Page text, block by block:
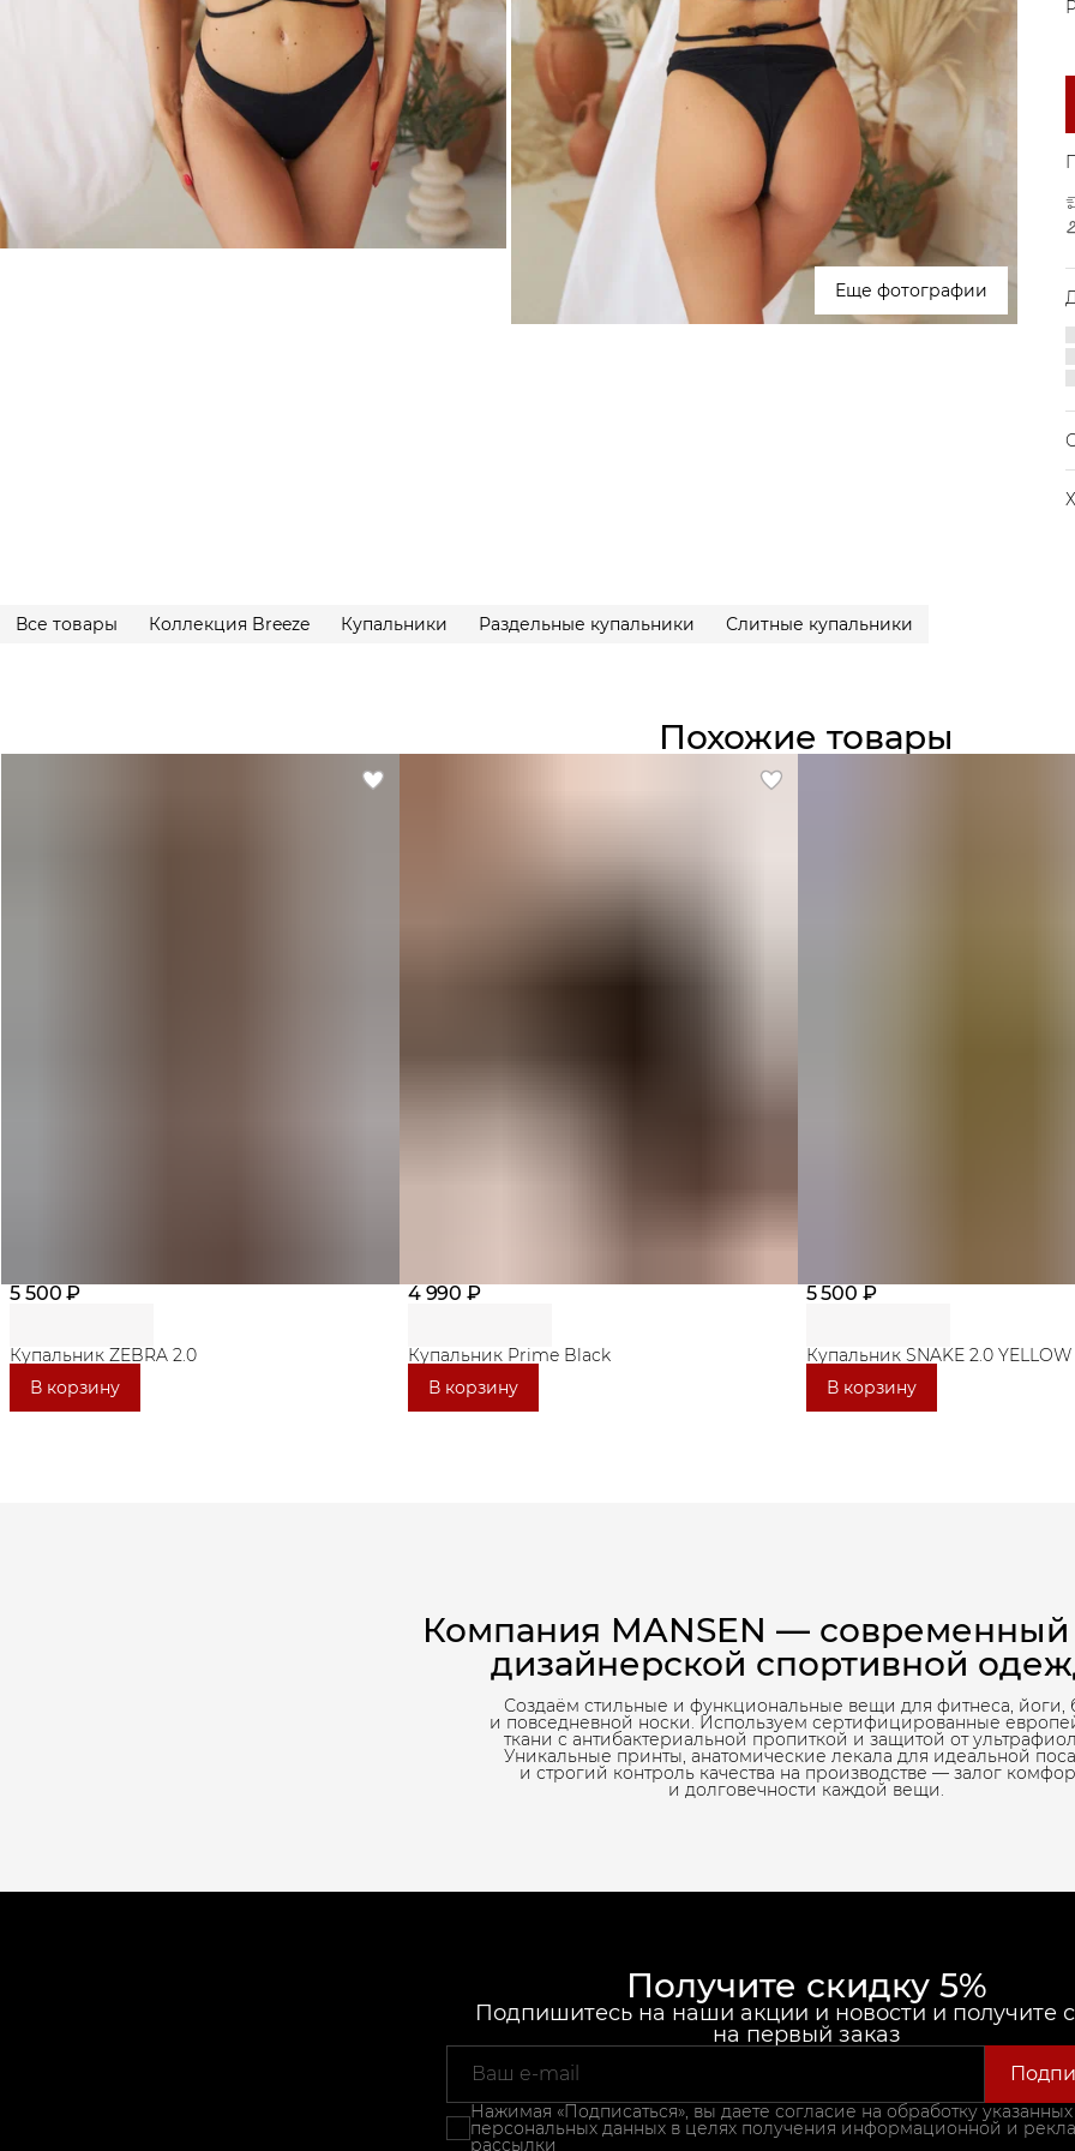
Еще фотографии
Все товары Коллекция Breeze Купальники Раздельные купальники Слитные купальники
Похожие товары
5 500 ₽
Купальник ZEBRA 2.0
В корзину
4 990 ₽
Купальник Prime Black
В корзину
5 500 ₽
Купальник SNAKE 2.0 YELLOW
В корзину
Компания MANSEN —
дизайнерской спортивной
Создаём стильные и функциональные вещи для фитнеса, йоги,
и повседневной носки. Используем сертифицированные
ткани с антибактериальной пропиткой и защитой от
Уникальные принты, анатомические лекала для идеальной
и строгий контроль качества на производстве — залог
и долговечности каждой вещи.
Получите скидку 5%
Подпишитесь на наши акции и новости и получите
на первый заказ
Нажимая «Подписаться», вы даете согласие на обработку указанных
персональных данных в целях получения информационной и
рассылки